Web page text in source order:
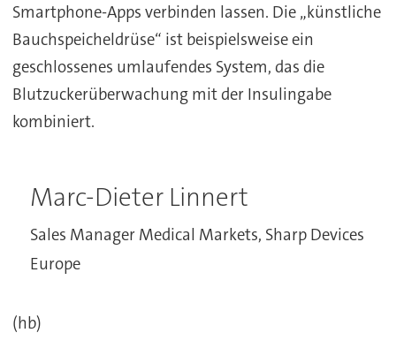
Smartphone-Apps verbinden lassen. Die „künstliche
Bauchspeicheldrüse“ ist beispielsweise ein
geschlossenes umlaufendes System, das die
Blutzuckerüberwachung mit der Insulingabe
kombiniert.
Marc-Dieter Linnert
Sales Manager Medical Markets, Sharp Devices
Europe
(hb)